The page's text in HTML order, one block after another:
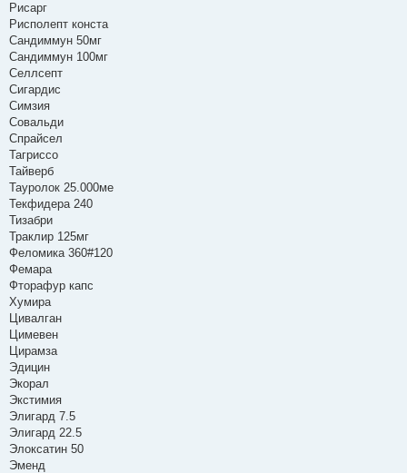
Рисарг
Рисполепт конста
Сандиммун 50мг
Сандиммун 100мг
Селлсепт
Сигардис
Симзия
Совальди
Спрайсел
Тагриссо
Тайверб
Тауролок 25.000ме
Текфидера 240
Тизабри
Траклир 125мг
Феломика 360#120
Фемара
Фторафур капс
Хумира
Цивалган
Цимевен
Цирамза
Эдицин
Экорал
Экстимия
Элигард 7.5
Элигард 22.5
Элоксатин 50
Эменд